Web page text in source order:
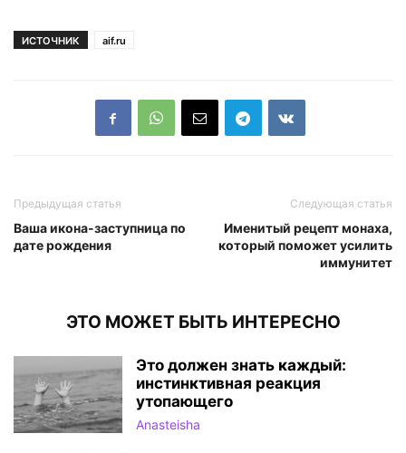
ИСТОЧНИК aif.ru
Предыдущая статья
Ваша икона-заступница по
дате рождения
Следующая статья
Именитый рецепт монаха,
который поможет усилить
иммунитет
ЭТО МОЖЕТ БЫТЬ ИНТЕРЕСНО
Это должен знать каждый:
инстинктивная реакция
утопающего
Anasteisha